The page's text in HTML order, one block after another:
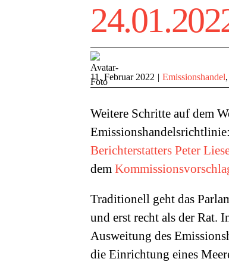
11. Februar 2022 | Emissionshandel,
Weitere Schritte auf dem
Berichterstatters Peter
dem
Traditionell geht das
und erst recht als der Rat.
Ausweitung des
die Einrichtung eines